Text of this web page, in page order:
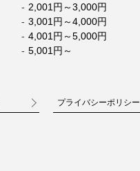
2,001円～3,000円
3,001円～4,000円
4,001円～5,000円
5,001円～
プライバシーポリシー